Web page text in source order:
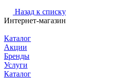
Назад к списку
Интернет-магазин
Каталог
Акции
Бренды
Услуги
Каталог